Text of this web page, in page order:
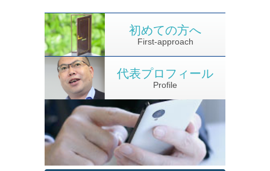
First-approach
初めての方へ
Profile
代表プロフィール